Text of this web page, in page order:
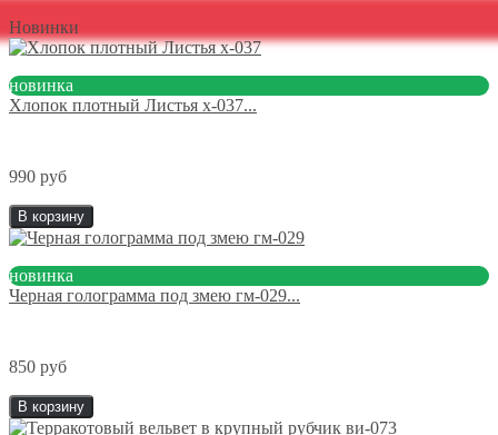
Новинки
новинка
Хлопок плотный Листья х-037...
990 руб
В корзину
новинка
Черная голограмма под змею гм-029...
850 руб
В корзину